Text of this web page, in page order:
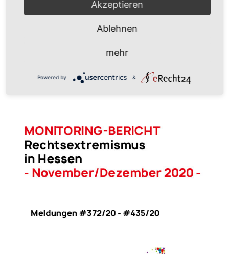
hessen.de/monitoring-berichte
Akzeptieren
Ablehnen
mehr
Powered by &